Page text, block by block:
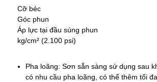
Cỡ béc
Góc phun 65° -
Áp lực tại đầu súng phun
kg/cm² (2.100 psi)
Pha loãng: Sơn sẵn sàng sử dụng sau
có nhu cầu pha loãng, có thể thêm tối